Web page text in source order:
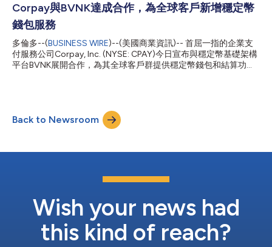
創新解決方案，協助管理日常業務活動產生的外匯風險。 Corpay
Cross-Border Solutions行銷長Brad Loder表示：「Fever代表全
球現場娛樂和活動票務技術的未來，我們很榮幸被指定為他們的獨
家官方外匯合作夥伴。此次合作鞏固了我們在現場娛樂產業身為企
業支付和貨幣風險管理解決方案領導廠商的地位，同時也將我們的
全球合作夥伴計畫擴充到了活動票務領域。我們期待在Fever繼續
擴大全球業務的過程中為其提供支援。」 Fever財務長Raúl Lara表
Corpay與BVNK達成合作，為全球客戶新增穩定幣
錢包服務
多倫多--(BUSINESS WIRE)--(美國商業資訊)-- 首屈一指的企業支
付服務公司Corpay, Inc. (NYSE: CPAY)今日宣布與穩定幣基礎架構
平台BVNK展開合作，為其全球客戶群提供穩定幣錢包和結算功
銀行營業時間和系統限制。 Corpay還將在資金管理業務中整合穩
定幣通道，降低對預存資金帳戶的依賴，提升資金使用效率，並改
善自有專屬網路以外的全球資金流轉效率。 Corpay服務於全球超
外匯業務，涵蓋超過145種貨幣。新增穩定幣結算業務擴充了
易提供更多方式。 Corpay Cross-Border Solutions集團總裁Mark
Frey表示：「對於我們這樣的業務規模，快速、可靠的流動性流轉
們現有的基礎...
Back to Newsroom
Wish your news had
this kind of reach?